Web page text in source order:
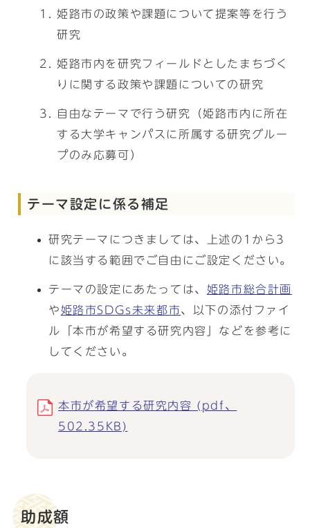
姫路市の政策や課題について提案等を行う
研究
姫路市内を研究フィールドとしたまちづく
りに関する政策や課題についての研究
自由なテーマで行う研究（姫路市内に所在
する大学キャンパスに所属する研究グルー
プのみ応募可）
テーマ設定に係る補足
研究テーマにつきましては、上述の1から3
に該当する範囲でご自由にご設定ください。
テーマの設定にあたっては、 姫路市総合計画
や姫路市SDGs未来都市、以下の添付ファイ
ル「本市が希望する研究内容」などを参考に
してください。
本市が希望する研究内容 (pdf、
502.35KB)
助成額